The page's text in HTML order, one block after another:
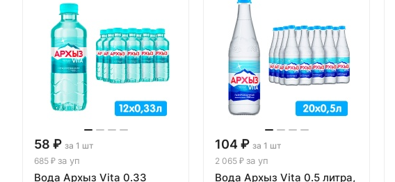
58 ₽ за 1 шт
685 ₽ за уп
Вода Архыз Vita 0.33
104 ₽ за 1 шт
2 065 ₽ за уп
Вода Архыз Vita 0.5 литра,